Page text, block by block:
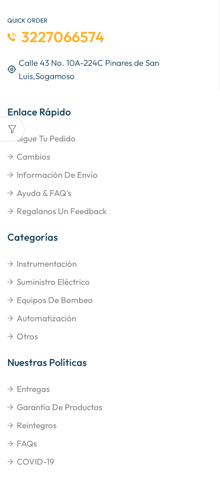
QUICK ORDER
3227066574
Calle 43 No. 10A-224C Pinares de San
Luis,Sogamoso
Enlace Rápido
Sigue Tu Pedido
Cambios
Información De Envío
Ayuda & FAQ's
Regalanos Un Feedback
Categorías
Instrumentación
Suministro Eléctrico
Equipos De Bombeo
Automatización
Otros
Nuestras Políticas
Entregas
Garantía De Productos
Reintegros
FAQs
COVID-19